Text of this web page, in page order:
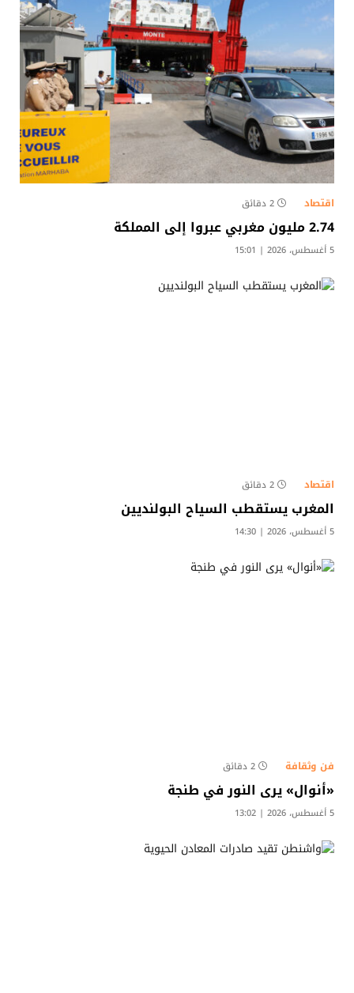
اقتصاد 2 دقائق
2.74 مليون مغربي عبروا إلى المملكة
5 أغسطس، 2026 | 15:01
اقتصاد 2 دقائق
المغرب يستقطب السياح البولنديين
5 أغسطس، 2026 | 14:30
فن وثقافة 2 دقائق
«أنوال» يرى النور في طنجة
5 أغسطس، 2026 | 13:02